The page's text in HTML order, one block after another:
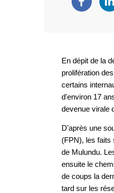
En dépit de la
prolifération
certains
d'environ 17
devenue virale
D'après une
(FPN), les faits
de Mulundu.
ensuite le
de coups la
tard sur les